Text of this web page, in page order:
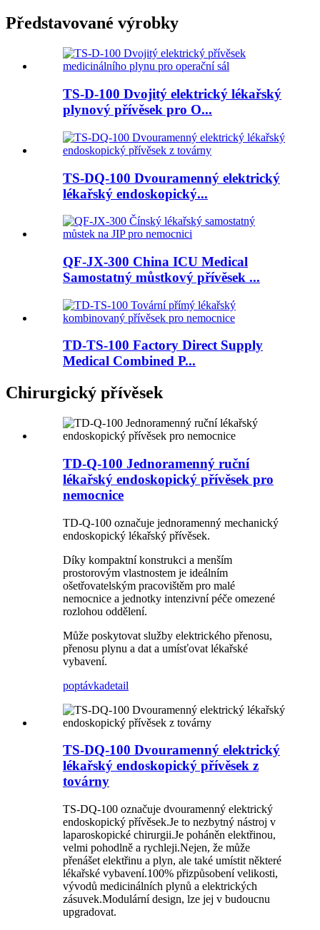
Představované výrobky
TS-D-100 Dvojitý elektrický lékařský
plynový přívěsek pro O...
TS-DQ-100 Dvouramenný elektrický
lékařský endoskopický...
QF-JX-300 China ICU Medical
Samostatný můstkový přívěsek ...
TD-TS-100 Factory Direct Supply
Medical Combined P...
Chirurgický přívěsek
TD-Q-100 Jednoramenný ruční
lékařský endoskopický přívěsek pro
nemocnice
TD-Q-100 označuje jednoramenný mechanický
endoskopický lékařský přívěsek.
Díky kompaktní konstrukci a menším
prostorovým vlastnostem je ideálním
ošetřovatelským pracovištěm pro malé
nemocnice a jednotky intenzivní péče omezené
rozlohou oddělení.
Může poskytovat služby elektrického přenosu,
přenosu plynu a dat a umísťovat lékařské
vybavení.
poptávkadetail
TS-DQ-100 Dvouramenný elektrický
lékařský endoskopický přívěsek z
továrny
TS-DQ-100 označuje dvouramenný elektrický
endoskopický přívěsek.Je to nezbytný nástroj v
laparoskopické chirurgii.Je poháněn elektřinou,
velmi pohodlně a rychleji.Nejen, že může
přenášet elektřinu a plyn, ale také umístit některé
lékařské vybavení.100% přizpůsobení velikosti,
vývodů medicinálních plynů a elektrických
zásuvek.Modulární design, lze jej v budoucnu
upgradovat.